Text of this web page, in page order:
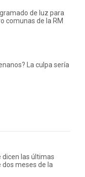
de luz para
comunas de la RM
La culpa sería
dicen las últimas
meses de la